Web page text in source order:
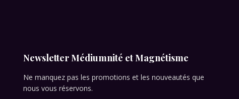
Newsletter Médiumnité et Magnétisme
Ne manquez pas les promotions et les nouveautés que
nous vous réservons.